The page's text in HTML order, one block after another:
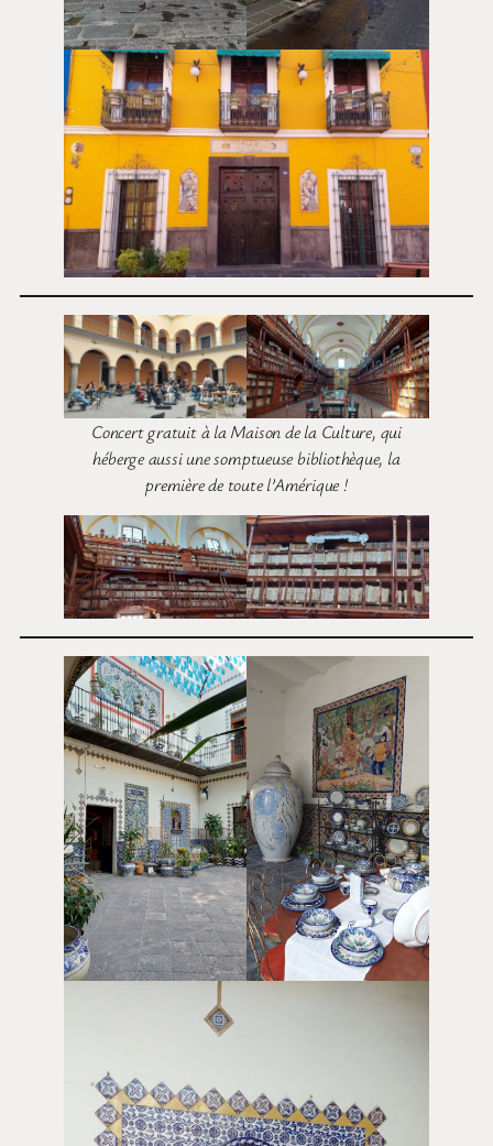
Concert gratuit à la Maison de la Culture, qui
héberge aussi une somptueuse bibliothèque, la
première de toute l’Amérique !